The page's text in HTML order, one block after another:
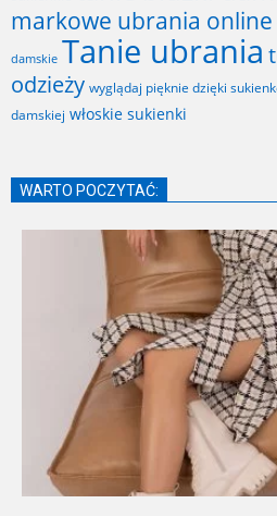
markowe ubrania online
damskie Tanie ubrania
odzieży wyglądaj pięknie dzięki
damskiej włoskie sukienki
WARTO POCZYTAĆ: